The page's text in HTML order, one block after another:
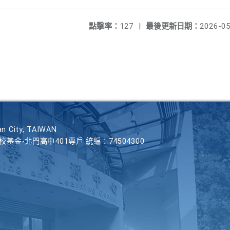
最後更新日期： 2026-
點擊率： 127 |
City, TAIWAN
基金-北門高中401專戶 統編：74504300